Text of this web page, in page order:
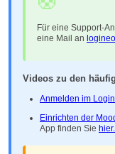
Für eine Support-
eine Mail an
Videos zu den
Anmelden im
Einrichten der
App finden Sie hier.